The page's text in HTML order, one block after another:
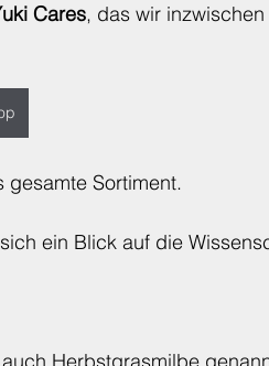
Cares, das wir inzwischen
gesamte Sortiment.
ein Blick auf die